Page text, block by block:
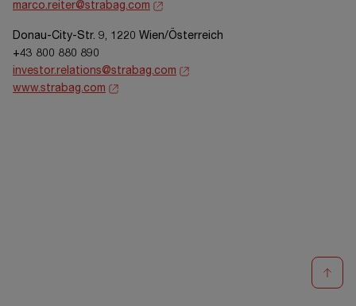
marco.reiter@strabag.com
Donau-City-Str. 9, 1220 Wien/Österreich
+43 800 880 890
investor.relations@strabag.com
www.strabag.com